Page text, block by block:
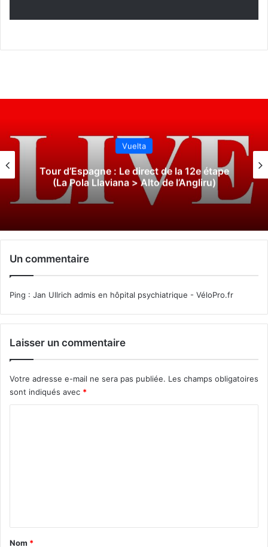
Le tour d’actu (02/11/2019) :
Koppenbergcross, le maillot Trek-
Segafredo, pas de Vuelta dans le Yorkshire
pour le moment, Hernando Bohórquez
prolongé…
Un commentaire
Ping : Jan Ullrich admis en hôpital psychiatrique - VéloPro.fr
Laisser un commentaire
Votre adresse e-mail ne sera pas publiée. Les champs obligatoires
sont indiqués avec *
a
Nom *